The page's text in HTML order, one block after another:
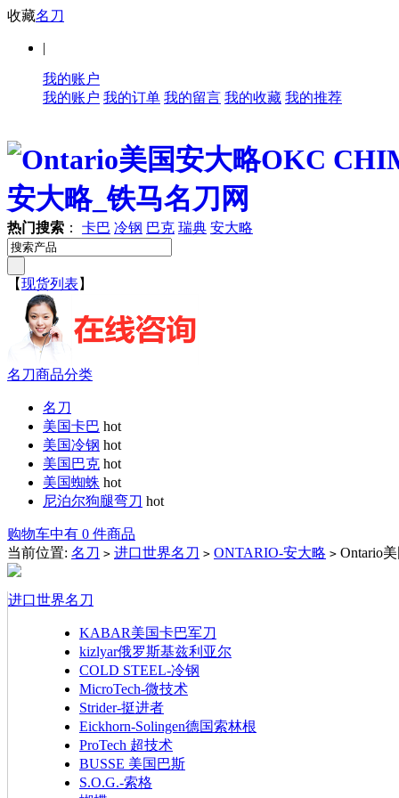
收藏名刀
|
我的账户
我的账户 我的订单 我的留言 我的收藏 我的推荐
热门搜索 ： 卡巴 冷钢 巴克 瑞典 安大略
【现货列表 】
名刀商品分类
名刀
美国卡巴 hot
美国冷钢 hot
美国巴克 hot
美国蜘蛛 hot
尼泊尔狗腿弯刀 hot
购物车中有 0 件商品
当前位置: 名刀 > 进口世界名刀 > ONTARIO-安大略 > Ontario
进口世界名刀
KABAR美国卡巴军刀
kizlyar俄罗斯基兹利亚尔
COLD STEEL-冷钢
MicroTech-微技术
Strider-挺进者
Eickhorn-Solingen德国索林根
ProTech 超技术
BUSSE 美国巴斯
S.O.G.-索格